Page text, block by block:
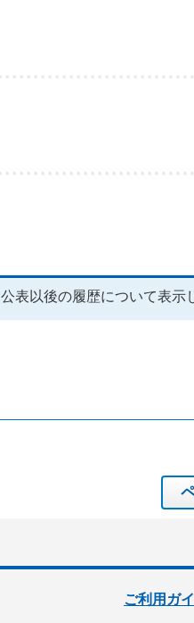
公表以後の履歴について表示
ご利用ガ